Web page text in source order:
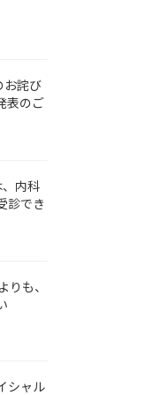
お詫び
表のご
、内科
診でき
りも、
シャル